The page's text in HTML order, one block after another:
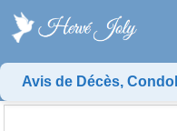
Avis de Décès,